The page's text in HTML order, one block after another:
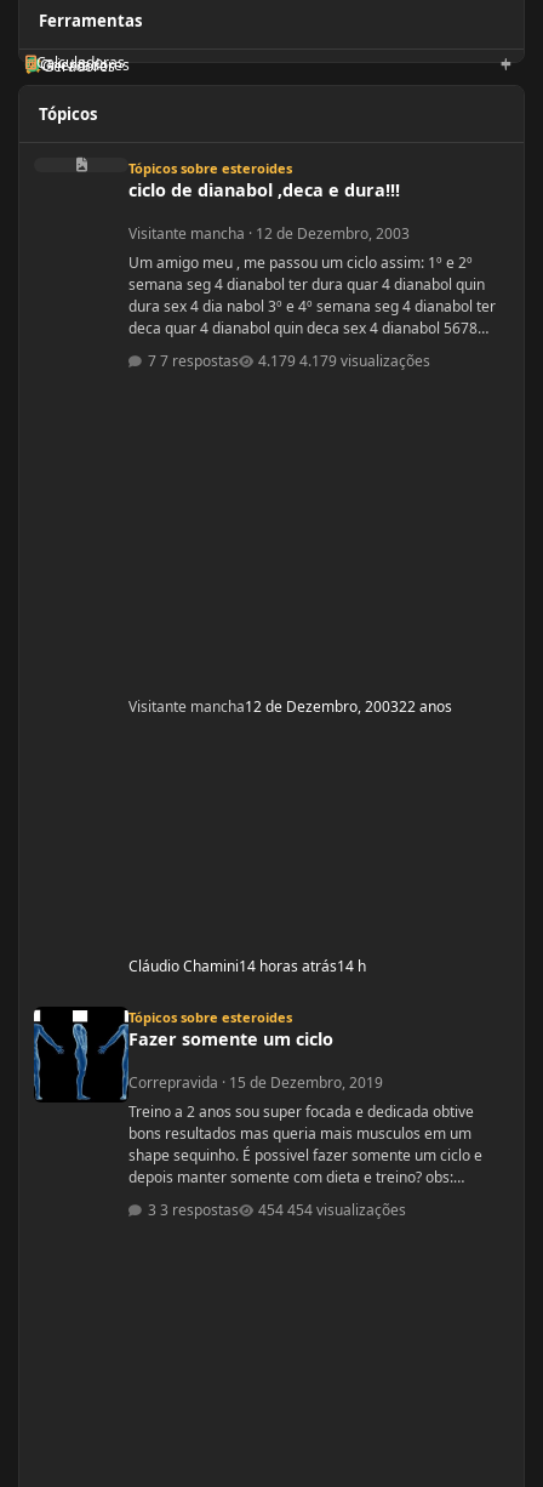
Ferramentas
Geradores
Orientadores
Calculadoras
Tópicos
ciclo de dianabol ,deca e dura!!!
Tópicos sobre esteroides
ciclo de dianabol ,deca e dura!!!
Visitante mancha · 12 de Dezembro, 2003
Um amigo meu , me passou um ciclo assim: 1º e 2º
semana seg 4 dianabol ter dura quar 4 dianabol quin
dura sex 4 dia nabol 3º e 4º semana seg 4 dianabol ter
deca quar 4 dianabol quin deca sex 4 dianabol 5678
seman vou partir para definição com outros anabolicos.
PERGUNTAS : 1 - GOSTARIA DE SABER A OPNIÃO DE
7 respostas 4.179 visualizações
Visitante mancha12 de Dezembro, 200322 anos
Cláudio Chamini14 horas atrás14 h
Tópicos sobre esteroides
Fazer somente um ciclo
Correpravida · 15 de Dezembro, 2019
Treino a 2 anos sou super focada e dedicada obtive
bons resultados mas queria mais musculos em um
shape sequinho. É possivel fazer somente um ciclo e
depois manter somente com dieta e treino? obs:
desculpe se ja tiver esse tópico, procurei mais não
encontrei
3 respostas 454 visualizações